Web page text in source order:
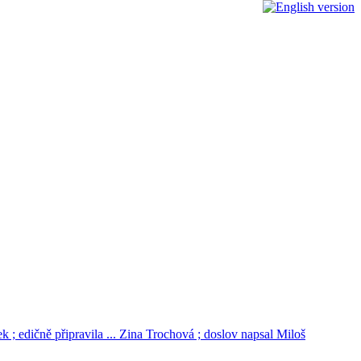
; edičně připravila ... Zina Trochová ; doslov napsal Miloš